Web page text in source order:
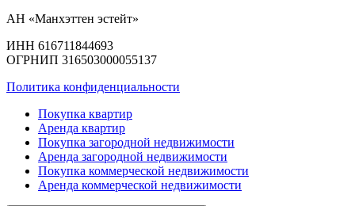
АН «Манхэттен эстейт»
ИНН 616711844693
ОГРНИП 316503000055137
Политика конфиденциальности
Покупка квартир
Аренда квартир
Покупка загородной недвижимости
Аренда загородной недвижимости
Покупка коммерческой недвижимости
Аренда коммерческой недвижимости